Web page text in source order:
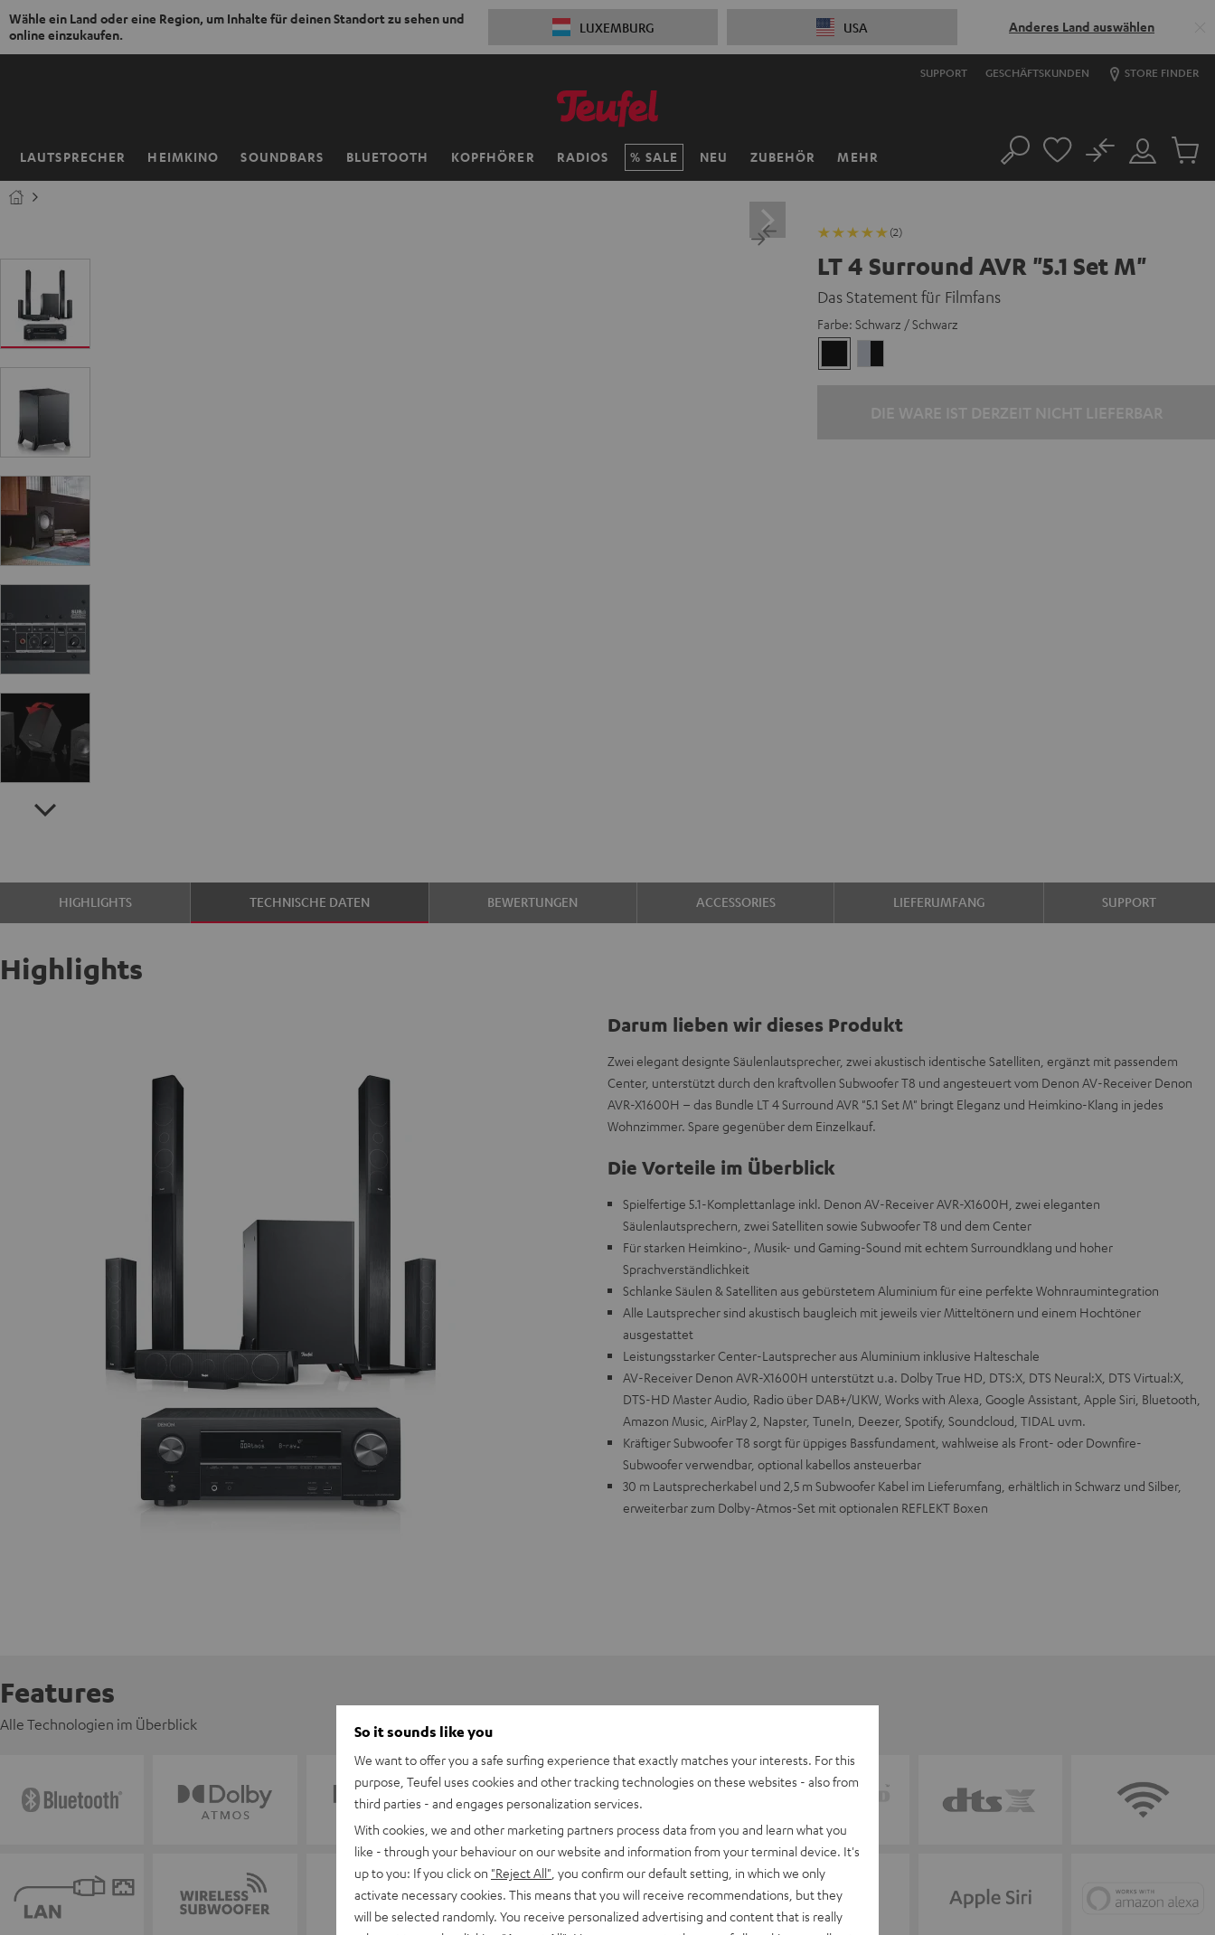
Wähle ein Land oder eine Region, um Inhalte für deinen Standort zu sehen und
online einzukaufen.
LUXEMBURG USA Anderes Land auswählen
ZUM
SUPPORT GESCHÄFTSKUNDEN STORE FINDER
LAUTSPRECHER HEIMKINO SOUNDBARS BLUETOOTH KOPFHÖRER RADIOS SALE NEU ZUBEHÖR MEHR
Startseite Suche
Mein
Konto
No
Artikel
(2)
LT 4 Surround AVR "5.1 Set M"
Das Statement für Filmfans
Farbe: Schwarz / Schwarz
/
HIGHLIGHTS TECHNISCHE DATEN BEWERTUNGEN ACCESSORIES LIEFERUMFANG SUPPORT
Highlights
Darum lieben wir dieses Produkt
Zwei elegant designte Säulenlautsprecher, zwei akustisch identische Satelliten, ergänzt mit passendem
Center, unterstützt durch den kraftvollen Subwoofer T8 und angesteuert vom Denon AV-Receiver Denon
AVR-X1600H – das Bundle LT 4 Surround AVR "5.1 Set M" bringt Eleganz und Heimkino-Klang in jedes
Wohnzimmer. Spare gegenüber dem Einzelkauf.
Die Vorteile im Überblick
Spielfertige 5.1-Komplettanlage inkl. Denon AV-Receiver AVR-X1600H, zwei eleganten
Säulenlautsprechern, zwei Satelliten sowie Subwoofer T8 und dem Center
Für starken Heimkino-, Musik- und Gaming-Sound mit echtem Surroundklang und hoher
Sprachverständlichkeit
Schlanke Säulen & Satelliten aus gebürstetem Aluminium für eine perfekte Wohnraumintegration
Alle Lautsprecher sind akustisch baugleich mit jeweils vier Mitteltönern und einem Hochtöner
ausgestattet
Leistungsstarker Center-Lautsprecher aus Aluminium inklusive Halteschale
AV-Receiver Denon AVR-X1600H unterstützt u.a. Dolby True HD, DTS:X, DTS Neural:X, DTS Virtual:X,
DTS-HD Master Audio, Radio über DAB+/UKW, Works with Alexa, Google Assistant, Apple Siri, Bluetooth,
Amazon Music, AirPlay 2, Napster, TuneIn, Deezer, Spotify, Soundcloud, TIDAL uvm.
Kräftiger Subwoofer T8 sorgt für üppiges Bassfundament, wahlweise als Front- oder Downfire-
Subwoofer verwendbar, optional kabellos ansteuerbar
30 m Lautsprecherkabel und 2,5 m Subwoofer Kabel im Lieferumfang, erhältlich in Schwarz und Silber,
erweiterbar zum Dolby-Atmos-Set mit optionalen REFLEKT Boxen
Features
Alle Technologien im Überblick So it sounds like you
We want to offer you a safe surfing experience that exactly matches your interests. For this
purpose, Teufel uses cookies and other tracking technologies on these websites - also from
third parties - and engages personalization services.
With cookies, we and other marketing partners process data from you and learn what you
like - through your behaviour on our website and information from your terminal device. It's
up to you: If you click on "Reject All" , you confirm our default setting, in which we only
activate necessary cookies. This means that you will receive recommendations, but they
will be selected randomly. You receive personalized advertising and content that is really